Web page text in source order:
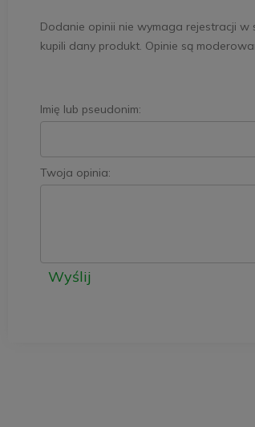
Dodanie opinii nie wymaga rejestracji w
kupili dany produkt. Opinie są
Imię lub pseudonim:
Twoja opinia:
Wyślij